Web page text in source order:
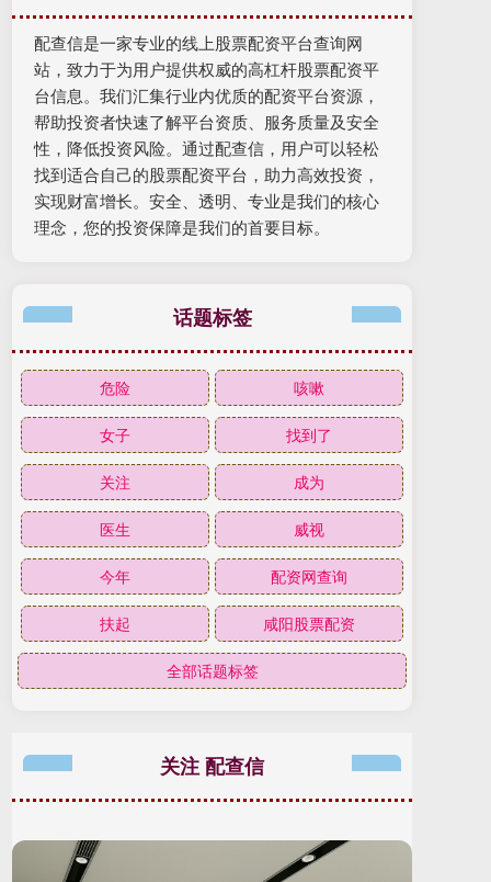
配查信是一家专业的线上股票配资平台查询网
站，致力于为用户提供权威的高杠杆股票配资平
台信息。我们汇集行业内优质的配资平台资源，
帮助投资者快速了解平台资质、服务质量及安全
性，降低投资风险。通过配查信，用户可以轻松
找到适合自己的股票配资平台，助力高效投资，
实现财富增长。安全、透明、专业是我们的核心
理念，您的投资保障是我们的首要目标。
话题标签
危险 咳嗽
女子 找到了
关注 成为
医生 威视
今年 配资网查询
扶起 咸阳股票配资
全部话题标签
关注 配查信